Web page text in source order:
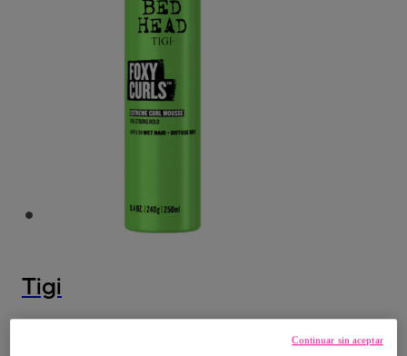
Tigi
TIGI Kit Bed Head Foxy Curls Extreme Curl
Continuar sin aceptar